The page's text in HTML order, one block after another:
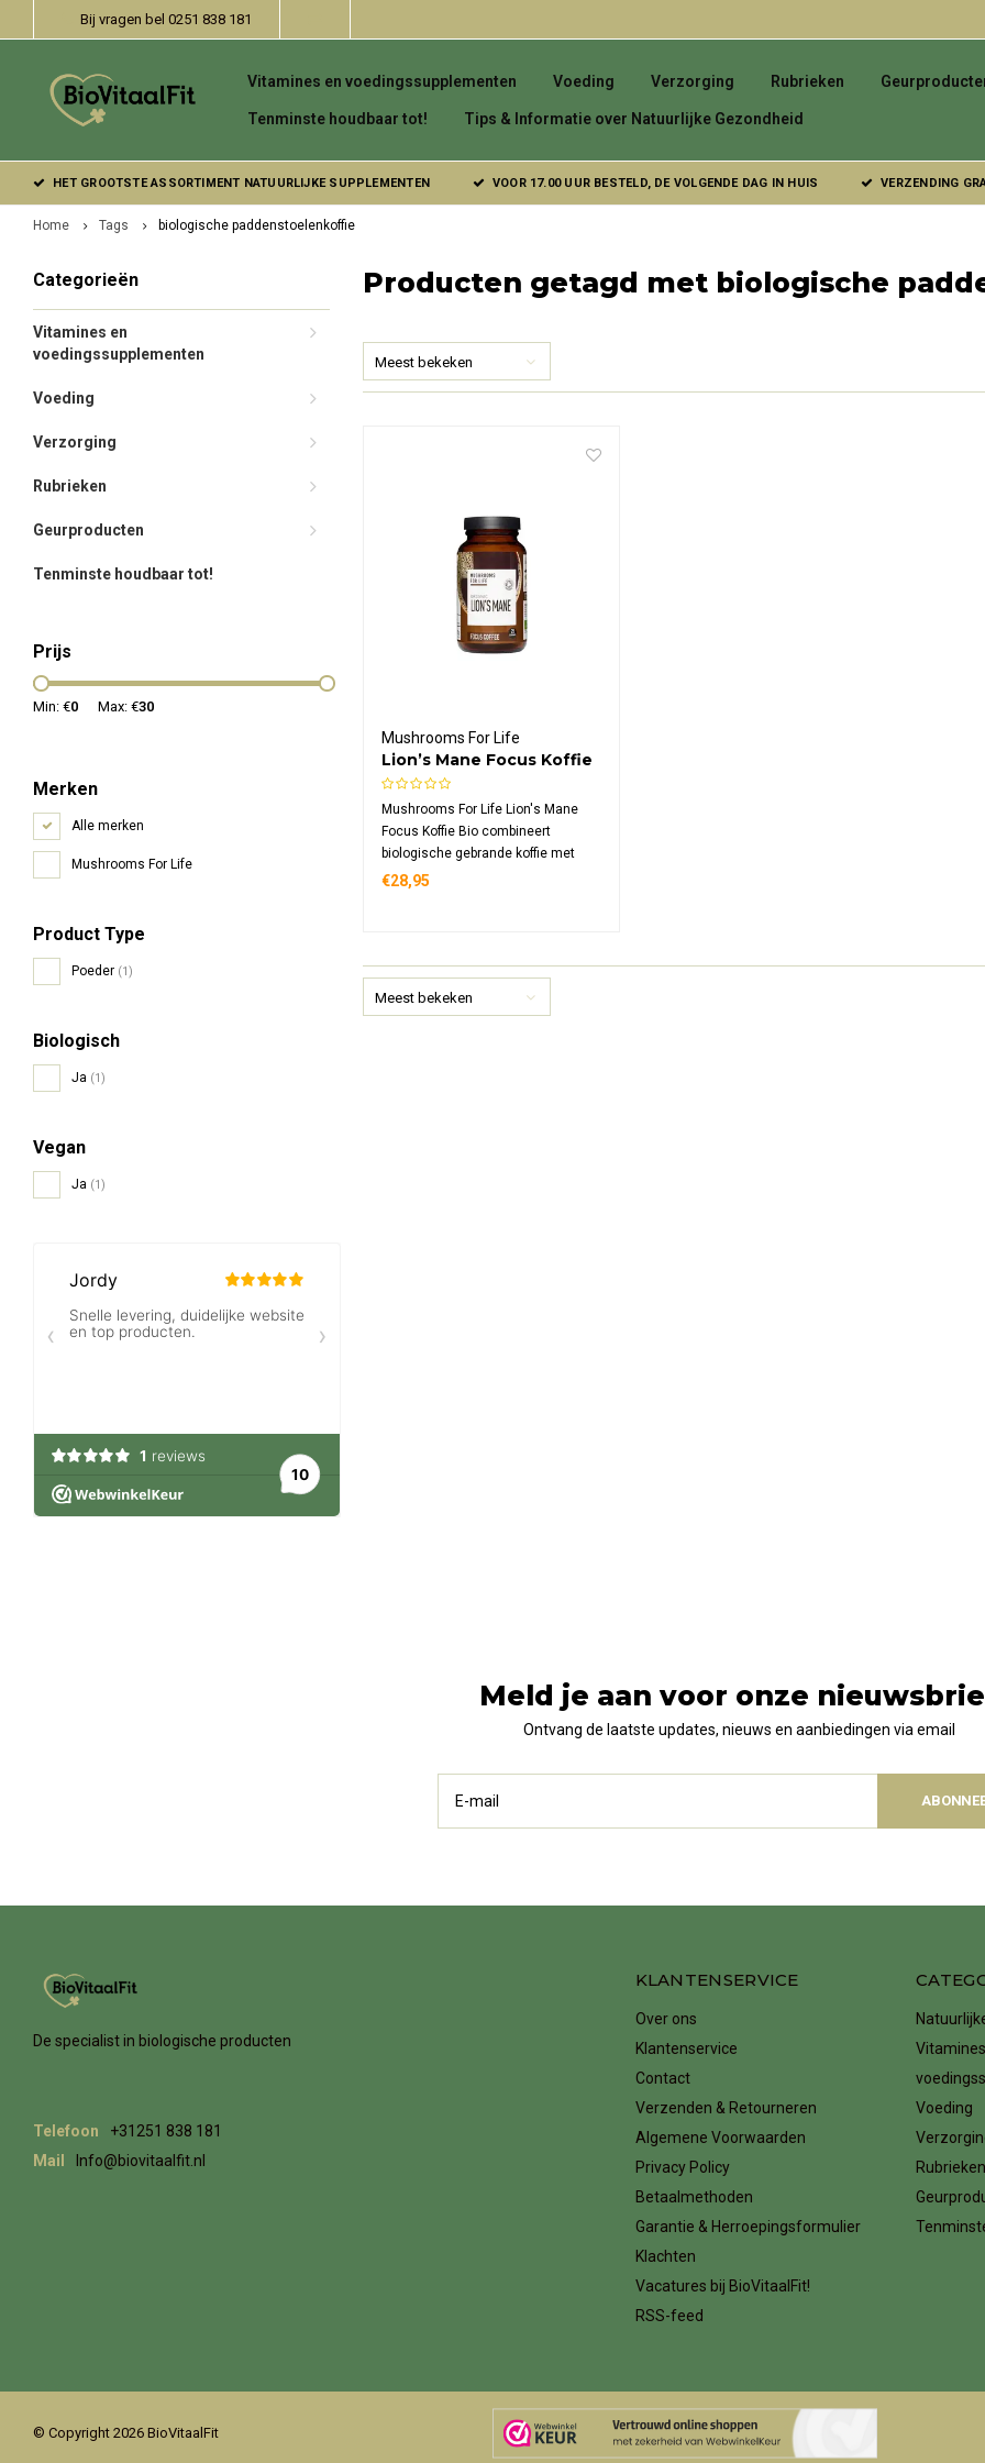
Bij vragen bel 0251 838 181
Vitamines en voedingssupplementen Voeding Verzorging Rubrieken
Tenminste houdbaar tot! Tips & Informatie over Natuurlijke Gezondheid
HET GROOTSTE ASSORTIMENT NATUURLIJKE SUPPLEMENTEN VOOR 17.00 UUR BESTELD, DE VOLGENDE DAG IN HUIS VERZENDING
Home Tags biologische paddenstoelenkoffie
Categorieën
Vitamines en
voedingssupplementen
Voeding
Verzorging
Rubrieken
Geurproducten
Tenminste houdbaar tot!
Prijs
Min: €0 Max: €30
Merken
Alle merken
Mushrooms For Life
Product Type
Poeder (1)
Biologisch
Ja (1)
Vegan
Ja (1)
Producten getagd met biologische
Meest bekeken
Mushrooms For Life
Lion’s Mane Focus Koffie
Bio
Mushrooms For Life Lion's Mane
Focus Koffie Bio combineert
biologische gebrande koffie met
lion's mane paddenstoel extract.
glutenvrij.
€28,95
Meest bekeken
Meld je aan voor onze
Ontvang de laatste updates, nieuws en aanbiedingen via email
De specialist in biologische producten
Telefoon
+31251 838 181
Mail
Info@biovitaalfit.nl
KLANTENSERVICE
Over ons
Klantenservice
Contact
Verzenden & Retourneren
Algemene Voorwaarden
Privacy Policy
Betaalmethoden
Garantie & Herroepingsformulier
Klachten
Vacatures bij BioVitaalFit!
RSS-feed
Voeding
Rubrieken
© Copyright 2026 BioVitaalFit